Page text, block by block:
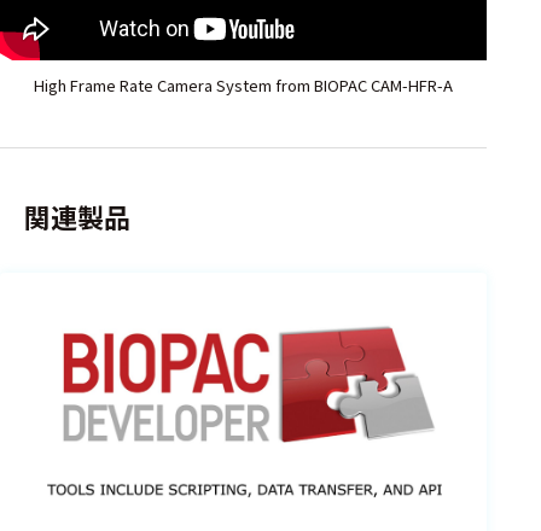
High Frame Rate Camera System from BIOPAC CAM-HFR-A
関連製品